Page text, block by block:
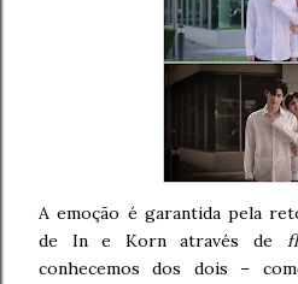
A emoção é garantida pela
de In e Korn através de
conhecemos dos dois –